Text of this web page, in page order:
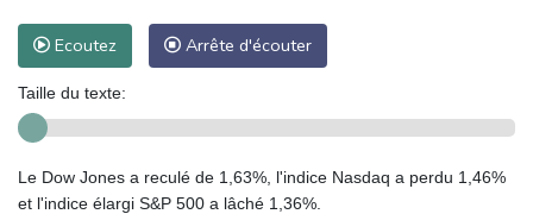
Ecoutez Arrête d'écouter
Taille du texte:
Le Dow Jones a reculé de 1,63%, l'indice Nasdaq a perdu 1,46%
et l'indice élargi S&P 500 a lâché 1,36%.